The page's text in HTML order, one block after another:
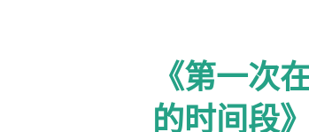
司/负责人”的步骤
说明页） 👉
后填写： 右上角
《第一次
的时间段